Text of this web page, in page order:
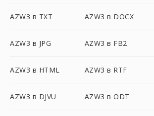
AZW3 в TXT AZW3 в DOCX
AZW3 в JPG AZW3 в FB2
AZW3 в HTML AZW3 в RTF
AZW3 в DJVU AZW3 в ODT